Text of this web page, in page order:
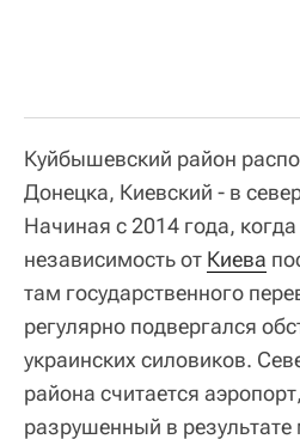
Куйбышевский район
Донецка, Киевский - в
Начиная с 2014 года,
независимость от Киева
там государственного
регулярно подвергался
украинских силовиков.
района считается
разрушенный в